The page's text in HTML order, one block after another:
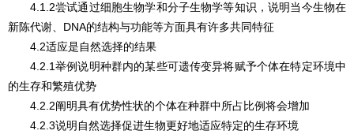
4.1.2尝试通过细胞生物学和分子生物学等知识，说明当今生物在
新陈代谢、DNA的结构与功能等方面具有许多共同特征
4.2适应是自然选择的结果
4.2.1举例说明种群内的某些可遗传变异将赋予个体在特定环境中
的生存和繁殖优势
4.2.2阐明具有优势性状的个体在种群中所占比例将会增加
4.2.3说明自然选择促进生物更好地适应特定的生存环境